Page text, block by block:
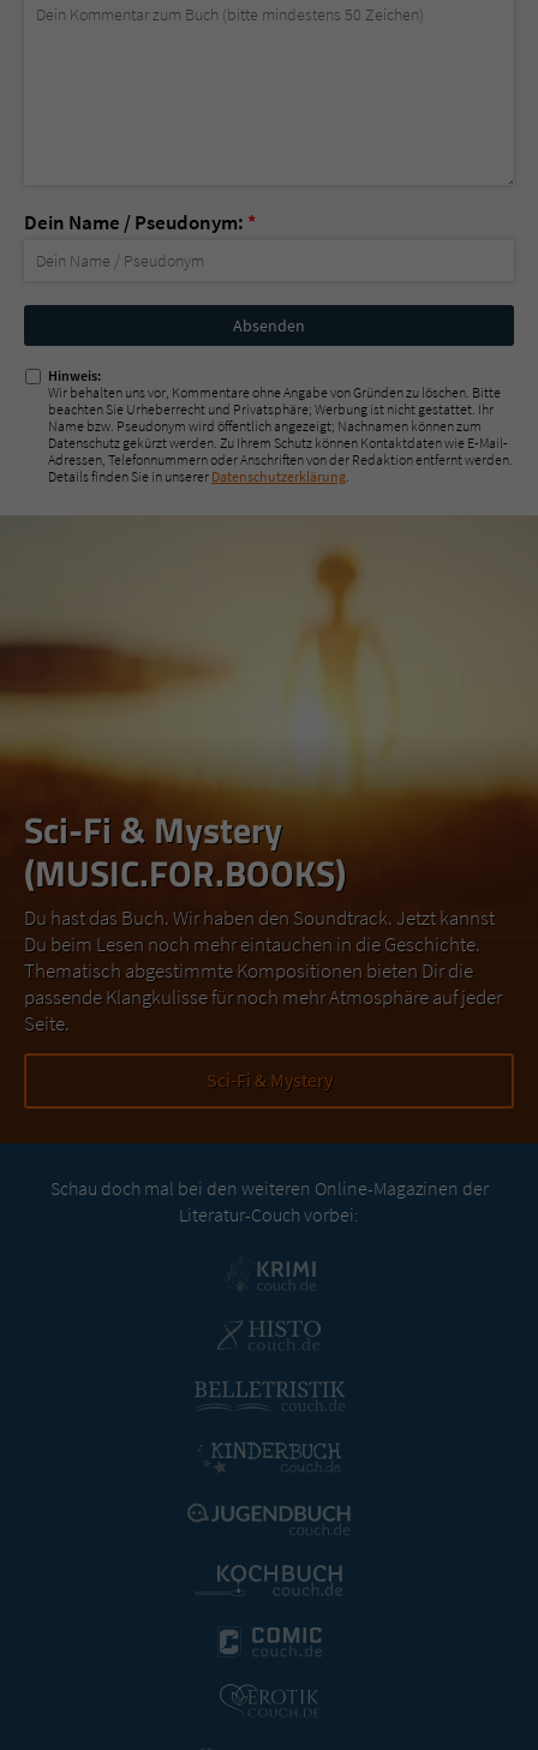
Dein Name / Pseudonym: *
Nicht
ausfüllen!
Hinweis:
Wir behalten uns vor, Kommentare ohne Angabe von Gründen zu löschen. Bitte
beachten Sie Urheberrecht und Privatsphäre; Werbung ist nicht gestattet. Ihr
Name bzw. Pseudonym wird öffentlich angezeigt; Nachnamen können zum
Datenschutz gekürzt werden. Zu Ihrem Schutz können Kontaktdaten wie E-Mail-
Adressen, Telefonnummern oder Anschriften von der Redaktion entfernt werden.
Details finden Sie in unserer Datenschutzerklärung
Sci-Fi & Mystery
(MUSIC.FOR.BOOKS)
Du hast das Buch. Wir haben den Soundtrack. Jetzt kannst
Du beim Lesen noch mehr eintauchen in die Geschichte.
Thematisch abgestimmte Kompositionen bieten Dir die
passende Klangkulisse für noch mehr Atmosphäre auf jeder
Seite.
Sci-Fi & Mystery
Schau doch mal bei den weiteren Online-Magazinen der
Literatur-Couch vorbei: